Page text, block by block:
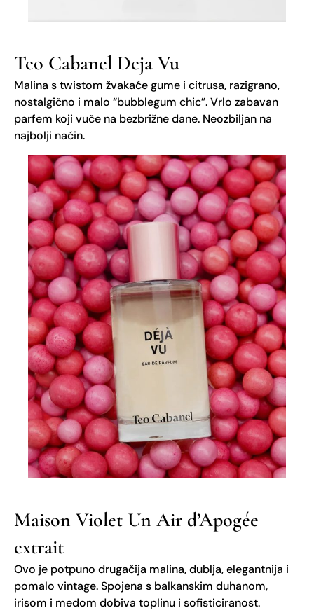
Teo Cabanel Deja Vu
Malina s twistom žvakaće gume i citrusa, razigrano,
nostalgično i malo “bubblegum chic”. Vrlo zabavan
parfem koji vuče na bezbrižne dane. Neozbiljan na
najbolji način.
Maison Violet Un Air d’Apogée
extrait
Ovo je potpuno drugačija malina, dublja, elegantnija i
pomalo vintage. Spojena s balkanskim duhanom,
irisom i medom dobiva toplinu i sofisticiranost.